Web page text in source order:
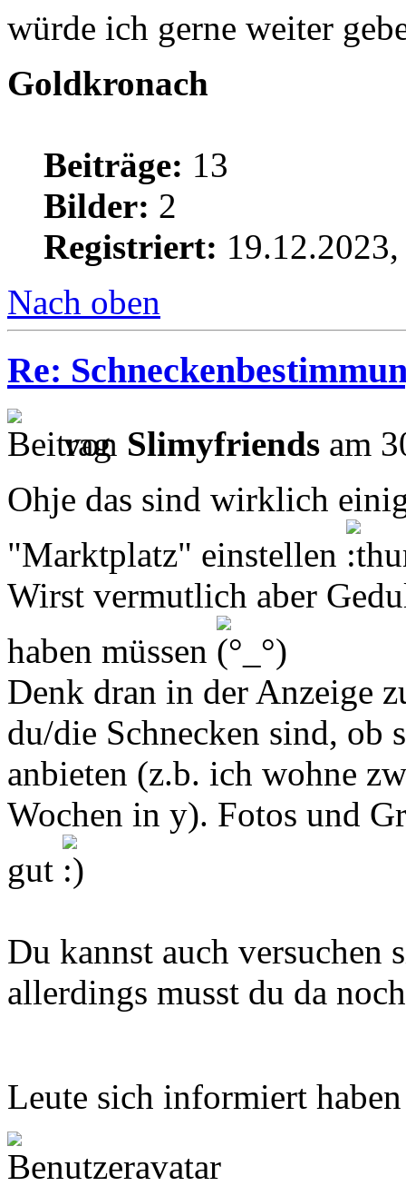
würde ich gerne weiter
Goldkronach
Beiträge: 13
Bilder: 2
Registriert:
Nach oben
Re:
von Slimyfriends am
Ohje das sind wirklich
"Marktplatz" einstellen
Wirst vermutlich aber
haben müssen
Denk dran in der Anzeige
du/die Schnecken sind, ob
anbieten (z.b. ich wohne
Wochen in y). Fotos und
gut
Du kannst auch versuchen
allerdings musst du da
Leute sich informiert